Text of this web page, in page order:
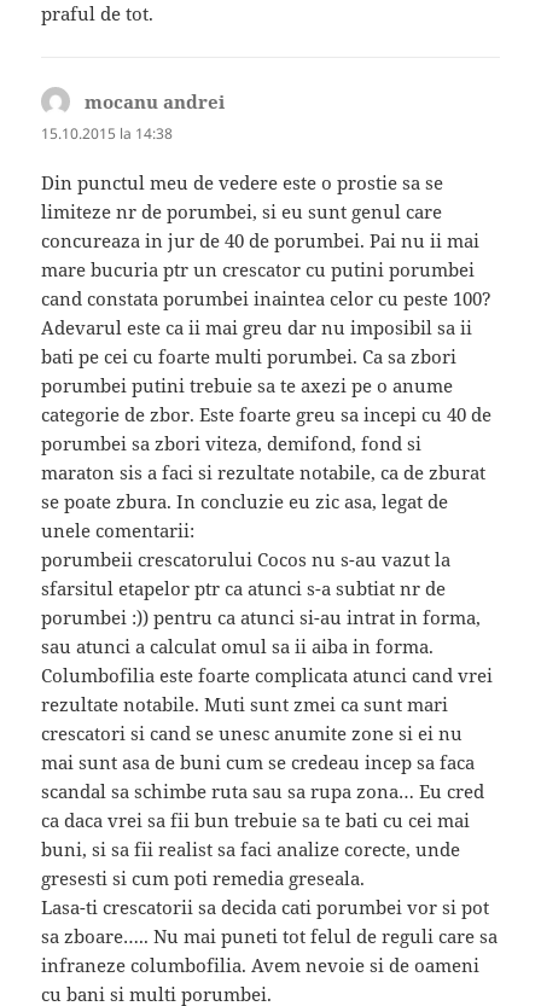
praful de tot.
mocanu andrei
15.10.2015 la 14:38
Din punctul meu de vedere este o prostie sa se
limiteze nr de porumbei, si eu sunt genul care
concureaza in jur de 40 de porumbei. Pai nu ii mai
mare bucuria ptr un crescator cu putini porumbei
cand constata porumbei inaintea celor cu peste 100?
Adevarul este ca ii mai greu dar nu imposibil sa ii
bati pe cei cu foarte multi porumbei. Ca sa zbori
porumbei putini trebuie sa te axezi pe o anume
categorie de zbor. Este foarte greu sa incepi cu 40 de
porumbei sa zbori viteza, demifond, fond si
maraton sis a faci si rezultate notabile, ca de zburat
se poate zbura. In concluzie eu zic asa, legat de
unele comentarii:
porumbeii crescatorului Cocos nu s-au vazut la
sfarsitul etapelor ptr ca atunci s-a subtiat nr de
porumbei :)) pentru ca atunci si-au intrat in forma,
sau atunci a calculat omul sa ii aiba in forma.
Columbofilia este foarte complicata atunci cand vrei
rezultate notabile. Muti sunt zmei ca sunt mari
crescatori si cand se unesc anumite zone si ei nu
mai sunt asa de buni cum se credeau incep sa faca
scandal sa schimbe ruta sau sa rupa zona… Eu cred
ca daca vrei sa fii bun trebuie sa te bati cu cei mai
buni, si sa fii realist sa faci analize corecte, unde
gresesti si cum poti remedia greseala.
Lasa-ti crescatorii sa decida cati porumbei vor si pot
sa zboare….. Nu mai puneti tot felul de reguli care sa
infraneze columbofilia. Avem nevoie si de oameni
cu bani si multi porumbei.